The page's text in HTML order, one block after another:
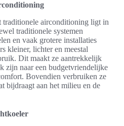
traditionele airconditioning ligt in
traditionele systemen
en vaak grotere installaties
kleiner, lichter en meestal
Dit maakt ze aantrekkelijk
zijn naar een budgetvriendelijke
Bovendien verbruiken ze
bijdraagt aan het milieu en de